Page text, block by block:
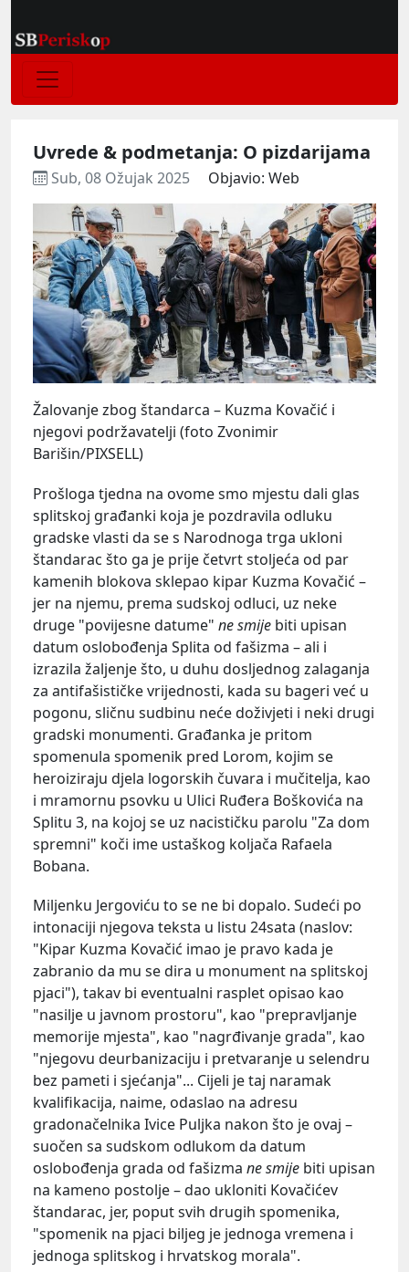
Uvrede & podmetanja: O pizdarijama
Sub, 08 Ožujak 2025 Objavio: Web
Žalovanje zbog štandarca – Kuzma Kovačić i
njegovi podržavatelji (foto Zvonimir
Barišin/PIXSELL)
Prošloga tjedna na ovome smo mjestu dali glas
splitskoj građanki koja je pozdravila odluku
gradske vlasti da se s Narodnoga trga ukloni
štandarac što ga je prije četvrt stoljeća od par
kamenih blokova sklepao kipar Kuzma Kovačić –
jer na njemu, prema sudskoj odluci, uz neke
druge "povijesne datume" nesmije biti upisan
datum oslobođenja Splita od fašizma – ali i
izrazila žaljenje što, u duhu dosljednog zalaganja
za antifašističke vrijednosti, kada su bageri već u
pogonu, sličnu sudbinu neće doživjeti i neki drugi
gradski monumenti. Građanka je pritom
spomenula spomenik pred Lorom, kojim se
heroiziraju djela logorskih čuvara i mučitelja, kao
i mramornu psovku u Ulici Ruđera Boškovića na
Splitu 3, na kojoj se uz nacističku parolu "Za dom
spremni" koči ime ustaškog koljača Rafaela
Bobana.
Miljenku Jergoviću to se ne bi dopalo. Sudeći po
intonaciji njegova teksta u listu 24sata (naslov:
"Kipar Kuzma Kovačić imao je pravo kada je
zabranio da mu se dira u monument na splitskoj
pjaci"), takav bi eventualni rasplet opisao kao
"nasilje u javnom prostoru", kao "prepravljanje
memorije mjesta", kao "nagrđivanje grada", kao
"njegovu deurbanizaciju i pretvaranje u selendru
bez pameti i sjećanja"... Cijeli je taj naramak
kvalifikacija, naime, odaslao na adresu
gradonačelnika Ivice Puljka nakon što je ovaj –
suočen sa sudskom odlukom da datum
oslobođenja grada od fašizma nesmije biti upisan
na kameno postolje – dao ukloniti Kovačićev
štandarac, jer, poput svih drugih spomenika,
"spomenik na pjaci biljeg je jednoga vremena i
jednoga splitskog i hrvatskog morala".